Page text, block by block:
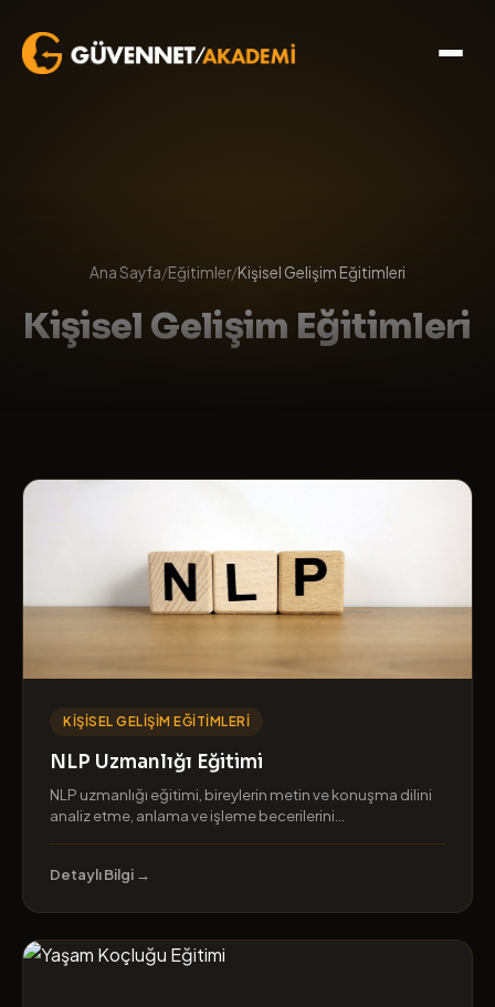
Ana Sayfa/Eğitimler/Kişisel Gelişim Eğitimleri
Kişisel Gelişim Eğitimleri
KIŞISEL GELIŞIM EĞITIMLERI
NLP Uzmanlığı Eğitimi
NLP uzmanlığı eğitimi, bireylerin metin ve konuşma dilini
analiz etme, anlama ve işleme becerilerini...
Detaylı Bilgi →